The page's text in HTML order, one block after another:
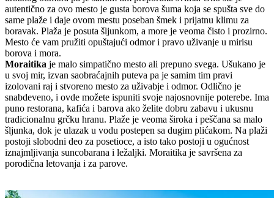
autentično za ovo mesto je gusta borova šuma koja se spušta sve do
same plaže i daje ovom mestu poseban šmek i prijatnu klimu za
boravak. Plaža je posuta šljunkom, a more je veoma čisto i prozirno.
Mesto će vam pružiti opuštajući odmor i pravo uživanje u mirisu
borova i mora.
Moraitika je malo simpatično mesto ali prepuno svega. Ušukano je
u svoj mir, izvan saobraćajnih puteva pa je samim tim pravi
izolovani raj i stvoreno mesto za uživabje i odmor. Odlično je
snabdeveno, i ovde možete ispuniti svoje najosnovnije poterebe. Ima
puno restorana, kafića i barova ako želite dobru zabavu i ukusnu
tradicionalnu grčku hranu. Plaže je veoma široka i peščana sa malo
šljunka, dok je ulazak u vodu postepen sa dugim plićakom. Na plaži
postoji slobodni deo za posetioce, a isto tako postoji u ogućnost
iznajmljivanja suncobarana i ležaljki. Moraitika je savršena za
porodična letovanja i za parove.